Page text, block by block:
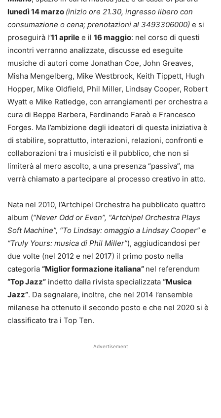
lunedì 14 marzo (inizio ore 21.30, ingresso libero con
consumazione o cena; prenotazioni al 3493306000) e si
proseguirà l’11 aprile e il 16 maggio: nel corso di questi
incontri verranno analizzate, discusse ed eseguite
musiche di autori come Jonathan Coe, John Greaves,
Misha Mengelberg, Mike Westbrook, Keith Tippett, Hugh
Hopper, Mike Oldfield, Phil Miller, Lindsay Cooper, Robert
Wyatt e Mike Ratledge, con arrangiamenti per orchestra a
cura di Beppe Barbera, Ferdinando Faraò e Francesco
Forges. Ma l’ambizione degli ideatori di questa iniziativa è
di stabilire, soprattutto, interazioni, relazioni, confronti e
collaborazioni tra i musicisti e il pubblico, che non si
limiterà al mero ascolto, a una presenza “passiva”, ma
verrà chiamato a partecipare al processo creativo in atto.
Nata nel 2010, l’Artchipel Orchestra ha pubblicato quattro
album (“Never Odd or Even”, “Artchipel Orchestra Plays
Soft Machine”, “To Lindsay: omaggio a Lindsay Cooper” e
“Truly Yours: musica di Phil Miller”), aggiudicandosi per
due volte (nel 2012 e nel 2017) il primo posto nella
categoria “Miglior formazione italiana” nel referendum
“Top Jazz” indetto dalla rivista specializzata “Musica
Jazz”. Da segnalare, inoltre, che nel 2014 l’ensemble
milanese ha ottenuto il secondo posto e che nel 2020 si è
classificato tra i Top Ten.
Advertisement